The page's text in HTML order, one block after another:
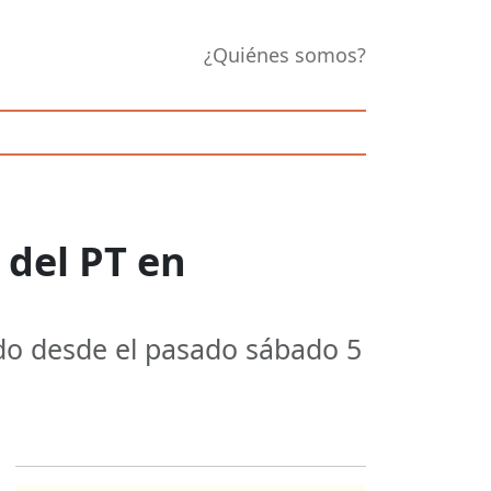
¿Quiénes somos?
PT en
desde el pasado sábado 5